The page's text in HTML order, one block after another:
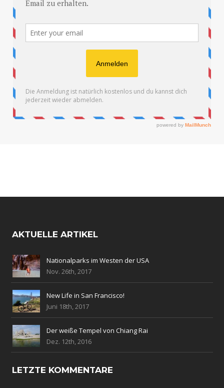
AKTUELLE ARTIKEL
Nationalparks im Westen der USA
Nov. 26th, 2017
New Life in San Francisco!
Juni 18th, 2017
Der weiße Tempel von Chiang Rai
Dez. 12th, 2016
LETZTE KOMMENTARE